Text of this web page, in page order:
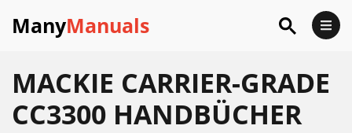
ManyManuals
MACKIE CARRIER-GRADE
CC3300 HANDBÜCHER